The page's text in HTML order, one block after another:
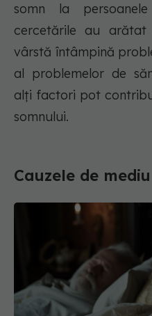
somn la
cercetările au
vârstă întâmpină
al problemelor de
alți factori pot
somnului.
Cauzele de mediu